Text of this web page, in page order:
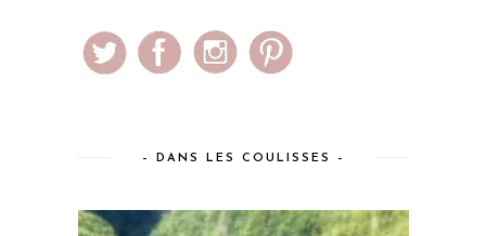
– DANS LES COULISSES –